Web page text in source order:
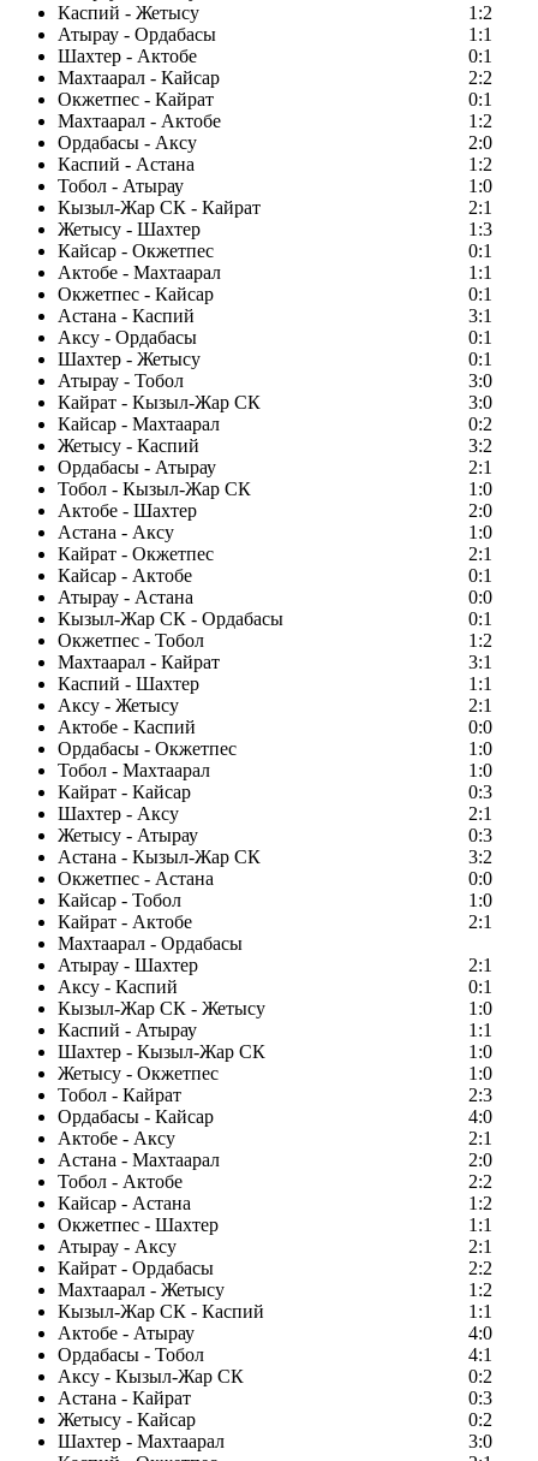
Каспий - Жетысу
1:2
Атырау - Ордабасы
1:1
Шахтер - Актобе
0:1
Махтаарал - Кайсар
2:2
Окжетпес - Кайрат
0:1
Махтаарал - Актобе
1:2
Ордабасы - Аксу
2:0
Каспий - Астана
1:2
Тобол - Атырау
1:0
Кызыл-Жар СК - Кайрат
2:1
Жетысу - Шахтер
1:3
Кайсар - Окжетпес
0:1
Актобе - Махтаарал
1:1
Окжетпес - Кайсар
0:1
Астана - Каспий
3:1
Аксу - Ордабасы
0:1
Шахтер - Жетысу
0:1
Атырау - Тобол
3:0
Кайрат - Кызыл-Жар СК
3:0
Кайсар - Махтаарал
0:2
Жетысу - Каспий
3:2
Ордабасы - Атырау
2:1
Тобол - Кызыл-Жар СК
1:0
Актобе - Шахтер
2:0
Астана - Аксу
1:0
Кайрат - Окжетпес
2:1
Кайсар - Актобе
0:1
Атырау - Астана
0:0
Кызыл-Жар СК - Ордабасы
0:1
Окжетпес - Тобол
1:2
Махтаарал - Кайрат
3:1
Каспий - Шахтер
1:1
Аксу - Жетысу
2:1
Актобе - Каспий
0:0
Ордабасы - Окжетпес
1:0
Тобол - Махтаарал
1:0
Кайрат - Кайсар
0:3
Шахтер - Аксу
2:1
Жетысу - Атырау
0:3
Астана - Кызыл-Жар СК
3:2
Окжетпес - Астана
0:0
Кайсар - Тобол
1:0
Кайрат - Актобе
2:1
Махтаарал - Ордабасы
Атырау - Шахтер
2:1
Аксу - Каспий
0:1
Кызыл-Жар СК - Жетысу
1:0
Каспий - Атырау
1:1
Шахтер - Кызыл-Жар СК
1:0
Жетысу - Окжетпес
1:0
Тобол - Кайрат
2:3
Ордабасы - Кайсар
4:0
Актобе - Аксу
2:1
Астана - Махтаарал
2:0
Тобол - Актобе
2:2
Кайсар - Астана
1:2
Окжетпес - Шахтер
1:1
Атырау - Аксу
2:1
Кайрат - Ордабасы
2:2
Махтаарал - Жетысу
1:2
Кызыл-Жар СК - Каспий
1:1
Актобе - Атырау
4:0
Ордабасы - Тобол
4:1
Аксу - Кызыл-Жар СК
0:2
Астана - Кайрат
0:3
Жетысу - Кайсар
0:2
Шахтер - Махтаарал
3:0